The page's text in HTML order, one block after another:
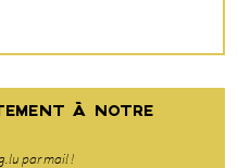
À NOTRE
par mail !